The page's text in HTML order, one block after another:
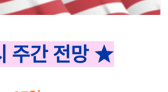
주간 전망 ★